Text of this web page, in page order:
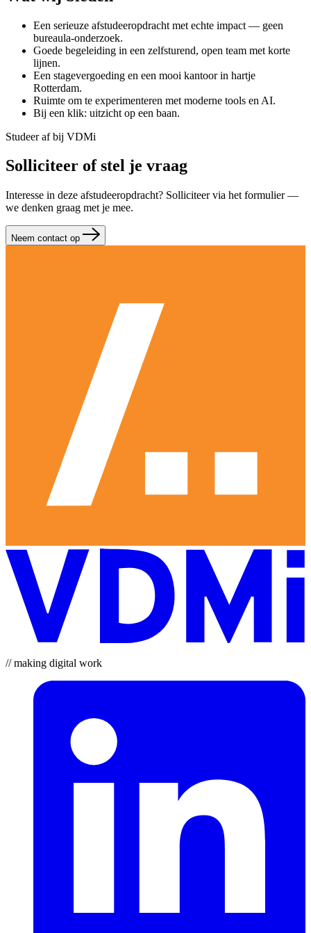
Een serieuze afstudeeropdracht met echte impact — geen
bureaula-onderzoek.
Goede begeleiding in een zelfsturend, open team met korte
lijnen.
Een stagevergoeding en een mooi kantoor in hartje
Rotterdam.
Ruimte om te experimenteren met moderne tools en AI.
Bij een klik: uitzicht op een baan.
Studeer af bij VDMi
Solliciteer of stel je vraag
Interesse in deze afstudeeropdracht? Solliciteer via het formulier —
we denken graag met je mee.
Neem contact op
// making digital work